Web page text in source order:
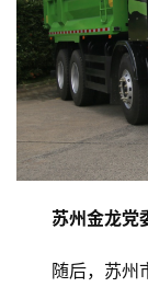
消
费
生
科
苏州金龙党
随后，苏州